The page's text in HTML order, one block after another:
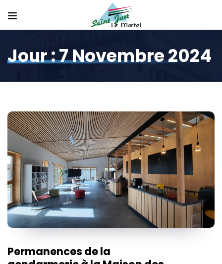
Jour :7 Novembre 2024
Permanences de la